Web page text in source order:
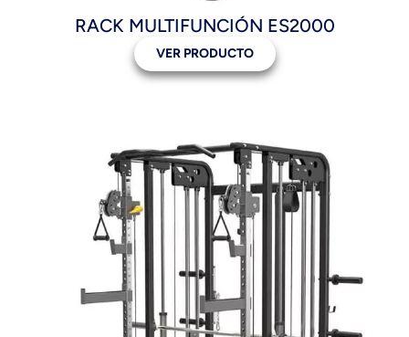
RACK MULTIFUNCIÓN ES2000
VER PRODUCTO